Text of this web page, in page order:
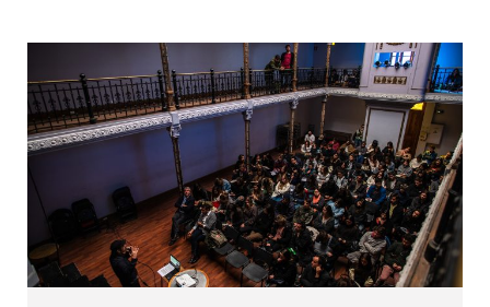
VINCULACIÓN CON EL MEDIO
ALUMNI
PLATAFORMA VUT